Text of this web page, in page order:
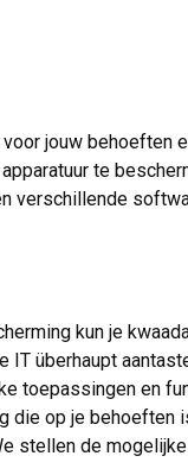
jouw behoeften
te
verschillende
kun je
überhaupt
toepassingen en
die op je behoeften
stellen de